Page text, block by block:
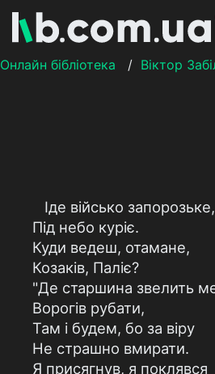
Онлайн бібліотека / Віктор
Іде військо запорозьке,
Під небо куріє.
Куди ведеш, отамане,
Козаків, Паліє?
"Де старшина звелить
Ворогів рубати,
Там і будем, бо за віру
Не страшно вмирати.
Я присягнув, я поклявся